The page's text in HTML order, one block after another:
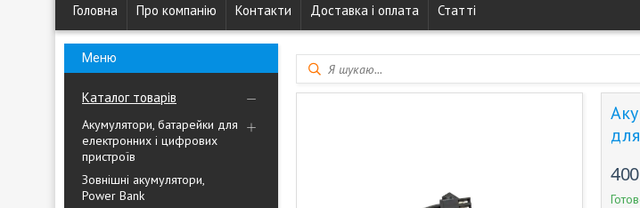
Головна Про компанію Контакти Доставка і оплата Статті
Каталог товарів
Акумулятори, батарейки для
електронних і цифрових
пристроїв
Зовнішні акумулятори,
Power Bank